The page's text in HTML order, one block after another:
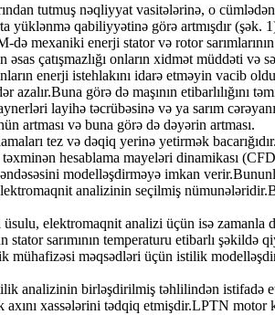
tutmuş nəqliyyat vasitələrinə, o
qabiliyyətinə görə artmışdır (şək.
mexaniki enerji stator və rotor
çatışmazlığı onların xidmət müddəti və
enerji istehlakını idarə etməyin vacib
görə də maşının etibarlılığını
layihə təcrübəsinə və ya sarım
artması və buna görə də dəyərin artması.
tez və dəqiq yerinə yetirmək
hesablama mayeləri dinamikası
modelləşdirməyə imkan
analizinin seçilmiş
elektromaqnit analizi üçün isə zamanla
sarımının temperaturu etibarlı
məqsədləri üçün istilik
analizinin birləşdirilmiş təhlilindən
xassələrini tədqiq etmişdir.LPTN